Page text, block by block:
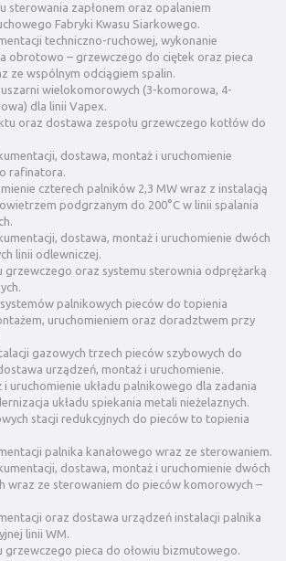
sterowania zapłonem oraz opalaniem
Fabryki Kwasu Siarkowego.
techniczno-ruchowej, wykonanie
obrotowo – grzewczego do ciętek oraz pieca
ze wspólnym odciągiem spalin.
wielokomorowych (3-komorowa, 4-
dla linii Vapex.
oraz dostawa zespołu grzewczego kotłów do
dostawa, montaż i uruchomienie
rafinatora.
czterech palników 2,3 MW wraz z instalacją
podgrzanym do 200°C w linii spalania
dostawa, montaż i uruchomienie dwóch
linii odlewniczej.
grzewczego oraz systemu sterownia odprężarką
palnikowych pieców do topienia
uruchomieniem oraz doradztwem przy
gazowych trzech pieców szybowych do
urządzeń, montaż i uruchomienie.
i uruchomienie układu palnikowego dla zadania
układu spiekania metali nieżelaznych.
stacji redukcyjnych do pieców to topienia
palnika kanałowego wraz ze sterowaniem.
dostawa, montaż i uruchomienie dwóch
wraz ze sterowaniem do pieców komorowych –
oraz dostawa urządzeń instalacji palnika
linii WM.
grzewczego pieca do ołowiu bizmutowego.